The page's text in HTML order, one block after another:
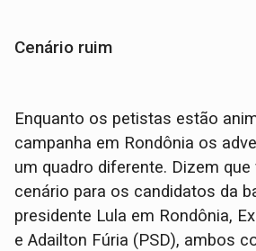
Cenário ruim
Enquanto os petistas estão
campanha em Rondônia os
um quadro diferente. Dizem
cenário para os candidatos da
presidente Lula em Rondônia,
e Adailton Fúria (PSD), ambos